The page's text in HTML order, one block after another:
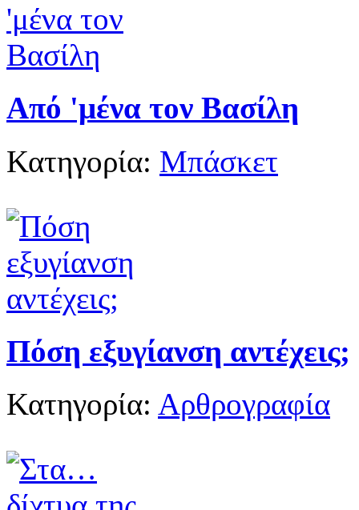
Από 'μένα τον Βασίλη
Κατηγορία: Μπάσκετ
Πόση εξυγίανση αντέχεις;
Κατηγορία: Αρθρογραφία